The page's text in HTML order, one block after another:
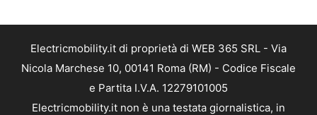
Electricmobility.it di proprietà di WEB 365 SRL - Via
Nicola Marchese 10, 00141 Roma (RM) - Codice Fiscale
e Partita I.V.A. 12279101005
Electricmobility.it non è una testata giornalistica, in